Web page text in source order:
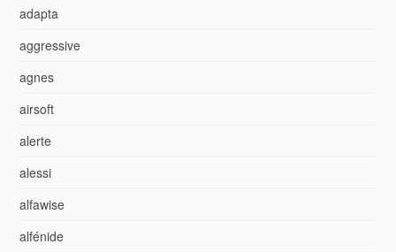
adapta
aggressive
agnes
airsoft
alerte
alessi
alfawise
alfénide